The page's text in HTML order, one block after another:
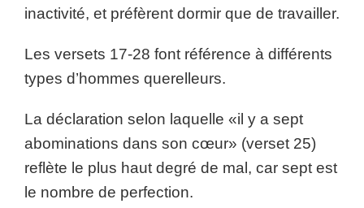
inactivité, et préfèrent dormir que de travailler.
Les versets 17-28 font référence à différents
types d’hommes querelleurs.
La déclaration selon laquelle «il y a sept
abominations dans son cœur» (verset 25)
reflète le plus haut degré de mal, car sept est
le nombre de perfection.